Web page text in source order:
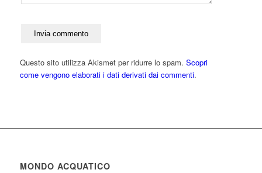
Questo sito utilizza Akismet per ridurre lo spam. Scopri
come vengono elaborati i dati derivati dai commenti.
MONDO ACQUATICO